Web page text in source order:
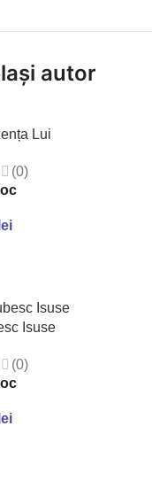
autor
Lui
(0)
lei
Isuse
(0)
lei